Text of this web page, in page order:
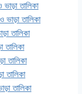
তালিকা
ভাড়া তালিকা
তালিকা
তালিকা
তালিকা
তালিকা
তালিকা